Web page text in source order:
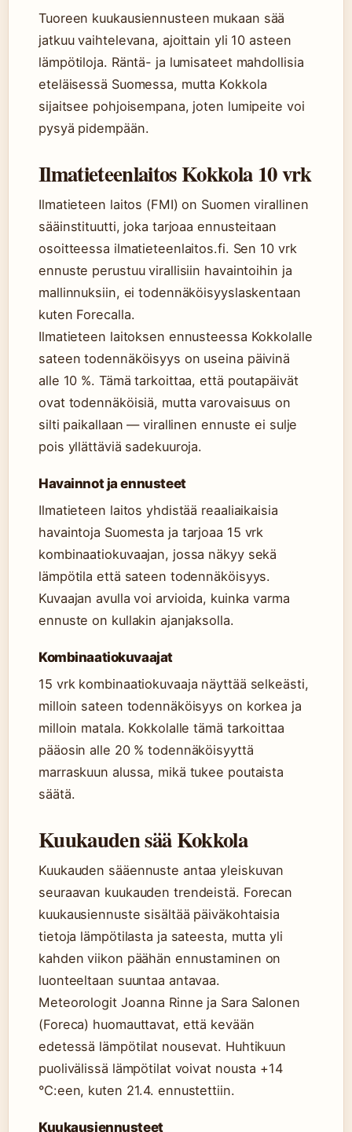
Tuoreen kuukausiennusteen mukaan sää
jatkuu vaihtelevana, ajoittain yli 10 asteen
lämpötiloja. Räntä- ja lumisateet mahdollisia
eteläisessä Suomessa, mutta Kokkola
sijaitsee pohjoisempana, joten lumipeite voi
pysyä pidempään.
Ilmatieteenlaitos Kokkola 10 vrk
Ilmatieteen laitos (FMI) on Suomen virallinen
sääinstituutti, joka tarjoaa ennusteitaan
osoitteessa ilmatieteenlaitos.fi. Sen 10 vrk
ennuste perustuu virallisiin havaintoihin ja
mallinnuksiin, ei todennäköisyyslaskentaan
kuten Forecalla.
Ilmatieteen laitoksen ennusteessa Kokkolalle
sateen todennäköisyys on useina päivinä
alle 10 %. Tämä tarkoittaa, että poutapäivät
ovat todennäköisiä, mutta varovaisuus on
silti paikallaan — virallinen ennuste ei sulje
pois yllättäviä sadekuuroja.
Havainnot ja ennusteet
Ilmatieteen laitos yhdistää reaaliaikaisia
havaintoja Suomesta ja tarjoaa 15 vrk
kombinaatiokuvaajan, jossa näkyy sekä
lämpötila että sateen todennäköisyys.
Kuvaajan avulla voi arvioida, kuinka varma
ennuste on kullakin ajanjaksolla.
Kombinaatiokuvaajat
15 vrk kombinaatiokuvaaja näyttää selkeästi,
milloin sateen todennäköisyys on korkea ja
milloin matala. Kokkolalle tämä tarkoittaa
pääosin alle 20 % todennäköisyyttä
marraskuun alussa, mikä tukee poutaista
säätä.
Kuukauden sää Kokkola
Kuukauden sääennuste antaa yleiskuvan
seuraavan kuukauden trendeistä. Forecan
kuukausiennuste sisältää päiväkohtaisia
tietoja lämpötilasta ja sateesta, mutta yli
kahden viikon päähän ennustaminen on
luonteeltaan suuntaa antavaa.
Meteorologit Joanna Rinne ja Sara Salonen
(Foreca) huomauttavat, että kevään
edetessä lämpötilat nousevat. Huhtikuun
puolivälissä lämpötilat voivat nousta +14
°C:een, kuten 21.4. ennustettiin.
Kuukausiennusteet